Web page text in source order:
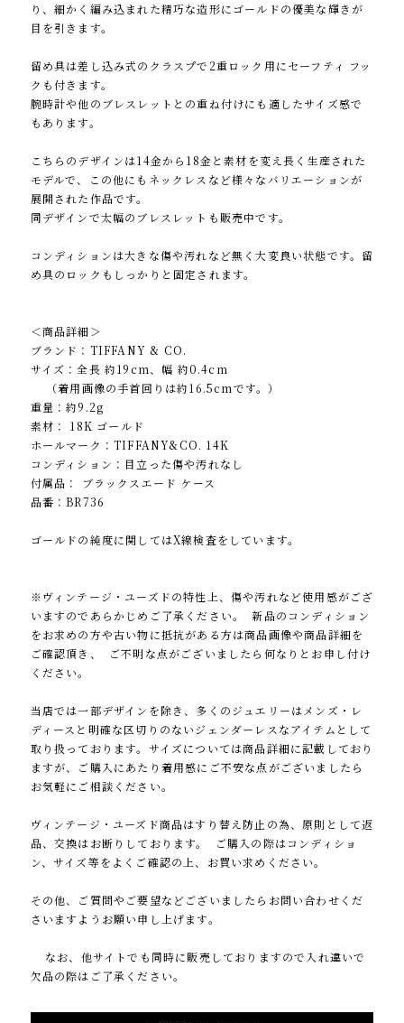
り、細かく編み込まれた精巧な造形にゴールドの優美な輝きが
目を引きます。
留め具は差し込み式のクラスプで2重ロック用にセーフティ フッ
クも付きます。
腕時計や他のブレスレットとの重ね付けにも適したサイズ感で
もあります。
こちらのデザインは14金から18金と素材を変え長く生産された
モデルで、この他にもネックレスなど様々なバリエーションが
展開された作品です。
同デザインで太幅のブレスレットも販売中です。
コンディションは大きな傷や汚れなど無く大変良い状態です。留
め具のロックもしっかりと固定されます。
＜商品詳細＞
ブランド：TIFFANY & CO.
サイズ：全長 約19cm、幅 約0.4cm
（着用画像の手首回りは約16.5cmです。）
重量：約9.2g
素材： 18K ゴールド
ホールマーク：TIFFANY&CO. 14K
コンディション：目立った傷や汚れなし
付属品： ブラックスエード ケース
品番：BR736
ゴールドの純度に関してはX線検査をしています。
※ヴィンテージ・ユーズドの特性上、傷や汚れなど使用感がござ
いますのであらかじめご了承ください。 新品のコンディション
をお求めの方や古い物に抵抗がある方は商品画像や商品詳細を
ご確認頂き、 ご不明な点がございましたら何なりとお申し付け
ください。
当店では一部デザインを除き、多くのジュエリーはメンズ・レ
ディースと明確な区切りのないジェンダーレスなアイテムとして
取り扱っております。サイズについては商品詳細に記載しており
ますが、ご購入にあたり着用感にご不安な点がございましたら
お気軽にご相談ください。
ヴィンテージ・ユーズド商品はすり替え防止の為、原則として返
品、交換はお断りしております。 ご購入の際はコンディショ
ン、サイズ等をよくご確認の上、お買い求めください。
その他、ご質問やご要望などございましたらお問い合わせくだ
さいますようお願い申し上げます。
なお、他サイトでも同時に販売しておりますので入れ違いで
欠品の際はご了承ください。